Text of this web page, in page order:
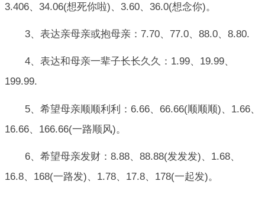
3.406、34.06(想死你啦)、3.60、36.0(想念你)。
3、表达亲母亲或抱母亲：7.70、77.0、88.0、8.80.
4、表达和母亲一辈子长长久久：1.99、19.99、
199.99.
5、希望母亲顺顺利利：6.66、66.66(顺顺顺)、1.66、
16.66、166.66(一路顺风)。
6、希望母亲发财：8.88、88.88(发发发)、1.68、
16.8、168(一路发)、1.78、17.8、178(一起发)。